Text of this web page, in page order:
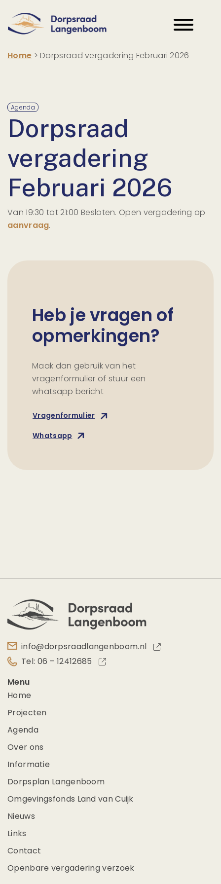
Home >Dorpsraad vergadering Februari 2026
Agenda
Dorpsraad
vergadering
Februari 2026
Van 19:30 tot 21:00 Besloten. Open vergadering op
aanvraag.
Heb je vragen of
opmerkingen?
Maak dan gebruik van het
vragenformulier of stuur een
whatsapp bericht
Vragenformulier
Whatsapp
info@dorpsraadlangenboom.nl
Tel: 06 – 12412685
Menu
Home
Projecten
Agenda
Over ons
Informatie
Dorpsplan Langenboom
Omgevingsfonds Land van Cuijk
Nieuws
Links
Contact
Openbare vergadering verzoek